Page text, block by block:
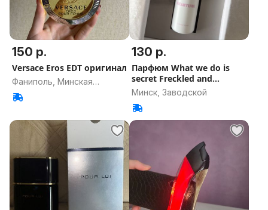
150 р.
Versace Eros EDT оригинал
Фаниполь, Минская
область
130 р.
Парфюм What we do is
secret Freckled and
Beautiful
Минск, Заводской